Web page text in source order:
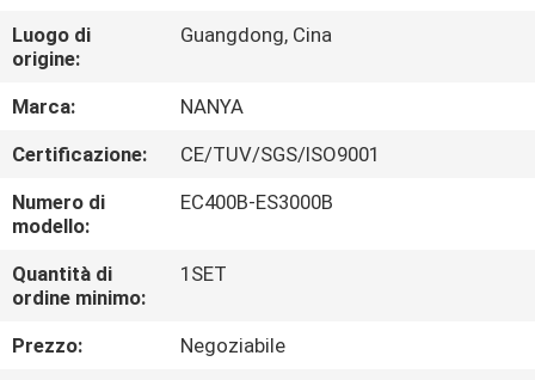
MOSTRA
VR
CIRCA
NOI
GIRO
DELLA
FABBRICA
Luogo di
origine:
Guangdong, Cina
Marca:
NANYA
Certificazione:
CE/TUV/SGS/ISO9001
Numero di
modello:
EC400B-ES3000B
Quantità di
ordine minimo:
1SET
Prezzo:
Negoziabile